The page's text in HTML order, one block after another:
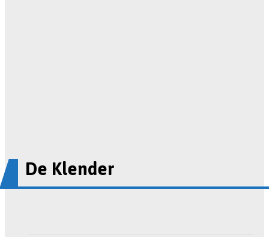
De Klender